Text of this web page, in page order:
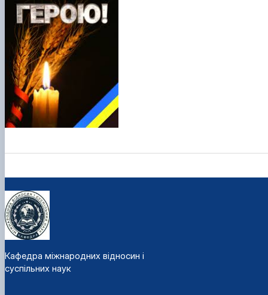
Кафедра міжнародних відносин і
суспільних наук